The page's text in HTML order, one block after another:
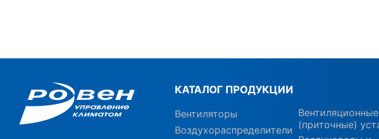
КАТАЛОГ ПРОДУКЦИИ
Вентиляторы
Воздухораспределители
Вентиляционные
(приточные)